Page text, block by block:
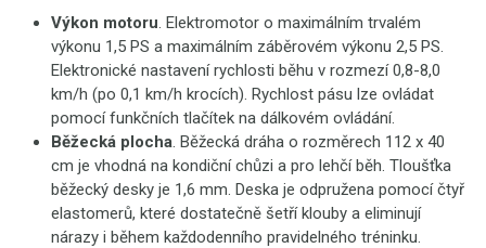
Výkon motoru. Elektromotor o maximálním trvalém
výkonu 1,5 PS a maximálním záběrovém výkonu 2,5 PS.
Elektronické nastavení rychlosti běhu v rozmezí 0,8-8,0
km/h (po 0,1 km/h krocích). Rychlost pásu lze ovládat
pomocí funkčních tlačítek na dálkovém ovládání.
Běžecká plocha. Běžecká dráha o rozměrech 112 x 40
cm je vhodná na kondiční chůzi a pro lehčí běh. Tloušťka
běžecký desky je 1,6 mm. Deska je odpružena pomocí čtyř
elastomerů, které dostatečně šetří klouby a eliminují
nárazy i během každodenního pravidelného tréninku.